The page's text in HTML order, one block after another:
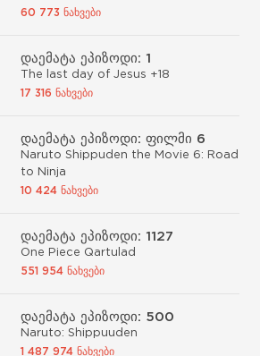
60 773 ნახვები
დაემატა ეპიზოდი: 1
The last day of Jesus +18
17 316 ნახვები
დაემატა ეპიზოდი: ფილმი 6
Naruto Shippuden the Movie 6: Road
to Ninja
10 424 ნახვები
დაემატა ეპიზოდი: 1127
One Piece Qartulad
551 954 ნახვები
დაემატა ეპიზოდი: 500
Naruto: Shippuuden
1 487 974 ნახვები